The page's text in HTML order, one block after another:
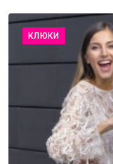
КЛЮКИ